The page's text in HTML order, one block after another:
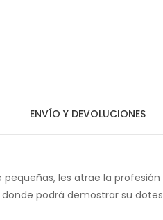
ENVÍO Y DEVOLUCIONES
pequeñas, les atrae la
podrá demostrar su